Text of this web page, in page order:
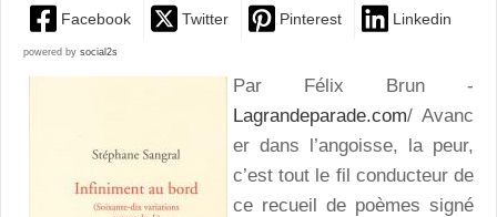
Facebook Twitter Pinterest Linkedin
powered by social2s
Par Félix Brun -
Lagrandeparade.com/ Avanc
er dans l’angoisse, la peur,
c’est tout le fil conducteur de
ce recueil de poèmes signé